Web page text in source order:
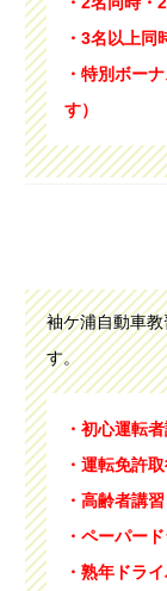
・3名以上同
・特別ボー
す）
袖ケ浦自動車
す。
・初心運転
・運転免許
・高齢者講習
・ペーパー
・熟年ドラ